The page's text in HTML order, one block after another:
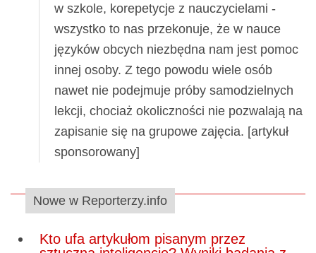
w szkole, korepetycje z nauczycielami -
wszystko to nas przekonuje, że w nauce
języków obcych niezbędna nam jest pomoc
innej osoby. Z tego powodu wiele osób
nawet nie podejmuje próby samodzielnych
lekcji, chociaż okoliczności nie pozwalają na
zapisanie się na grupowe zajęcia. [artykuł
sponsorowany]
Nowe w Reporterzy.info
Kto ufa artykułom pisanym przez